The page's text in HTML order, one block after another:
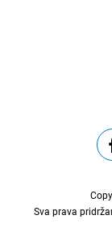
Sva prava